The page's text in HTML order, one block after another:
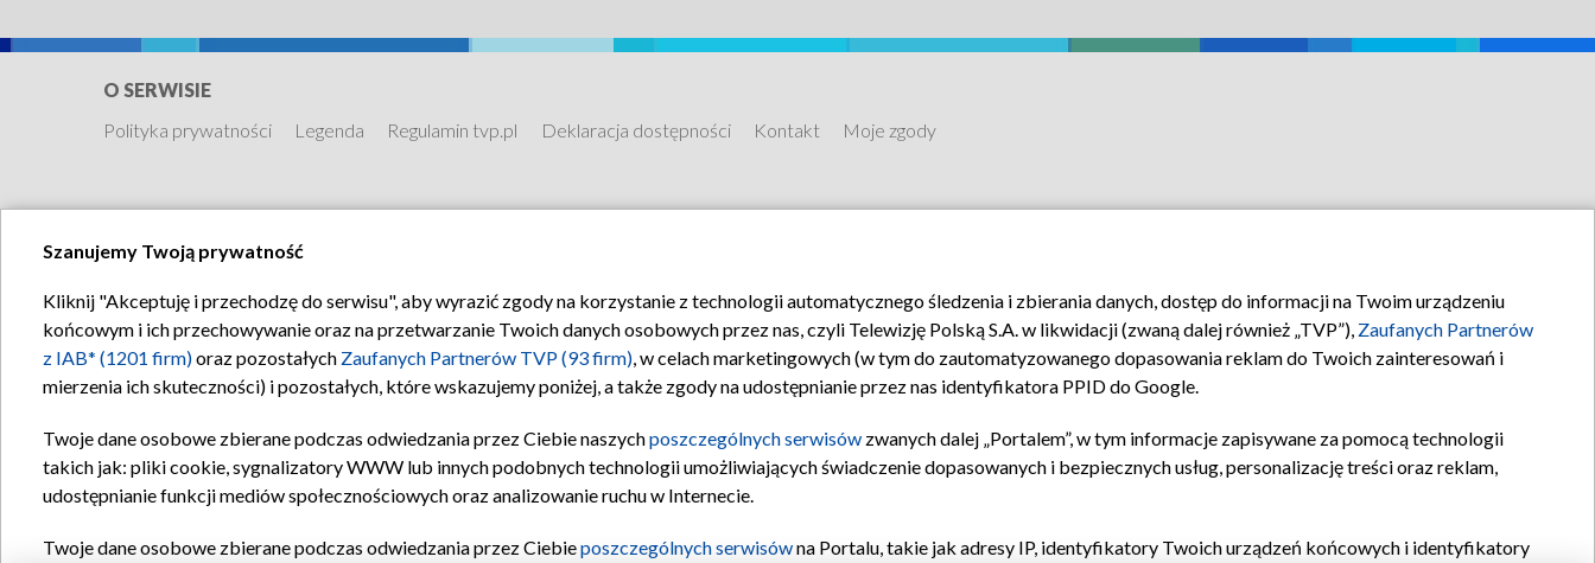
Polsce. Jednak przez cały...
O SERWISIE
Polityka prywatności
Legenda Regulamin tvp.pl Deklaracja dostępności Kontakt Moje zgody
Szanujemy Twoją prywatność
Kliknij "Akceptuję i przechodzę do serwisu", aby wyrazić zgody na korzystanie z technologii automatycznego śledzenia i zbierania danych, dostęp do informacji na Twoim urządzeniu
końcowym i ich przechowywanie oraz na przetwarzanie Twoich danych osobowych przez nas, czyli Telewizję Polską S.A. w likwidacji (zwaną dalej również „TVP”), Zaufanych Partnerów
z IAB* (1201 firm)oraz pozostałych Zaufanych Partnerów TVP (93 firm), w celach marketingowych (w tym do zautomatyzowanego dopasowania reklam do Twoich zainteresowań i
mierzenia ich skuteczności) i pozostałych, które wskazujemy poniżej, a także zgody na udostępnianie przez nas identyfikatora PPID do Google.
Twoje dane osobowe zbierane podczas odwiedzania przez Ciebie naszychposzczególnych serwisów zwanych dalej „Portalem”, w tym informacje zapisywane za pomocą technologii
takich jak: pliki cookie, sygnalizatory WWW lub innych podobnych technologii umożliwiających świadczenie dopasowanych i bezpiecznych usług, personalizację treści oraz reklam,
udostępnianie funkcji mediów społecznościowych oraz analizowanie ruchu w Internecie.
Twoje dane osobowe zbierane podczas odwiedzania przez Ciebieposzczególnych serwisówna Portalu, takie jak adresy IP, identyfikatory Twoich urządzeń końcowych i identyfikatory